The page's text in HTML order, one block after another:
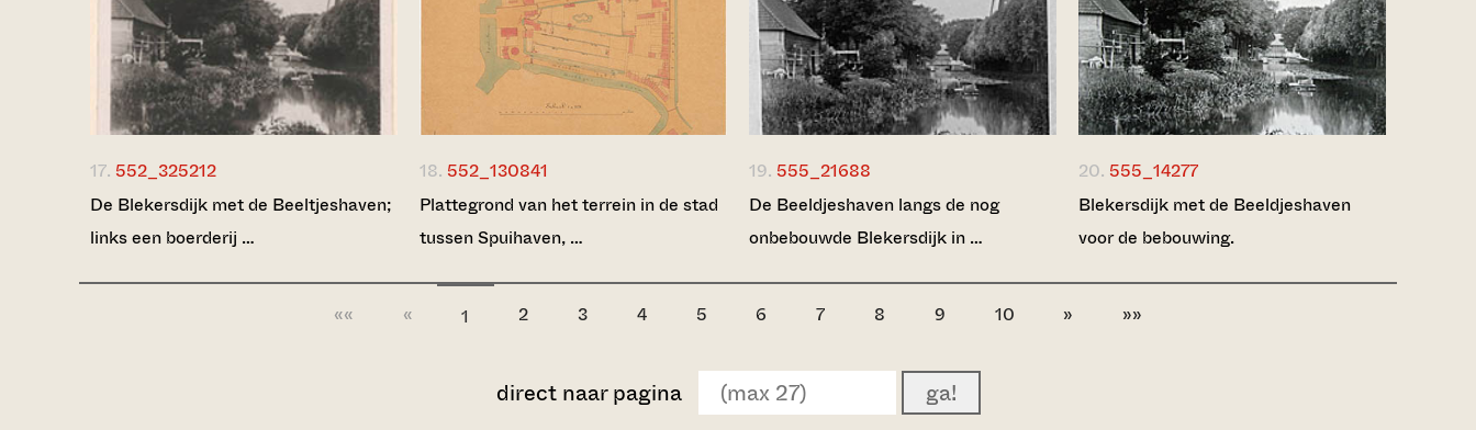
17. 552_325212
De Blekersdijk met de Beeltjeshaven;
links een boerderij …
18. 552_130841
Plattegrond van het terrein in de stad
tussen Spuihaven, …
19. 555_21688
De Beeldjeshaven langs de nog
onbebouwde Blekersdijk in …
20. 555_14277
Blekersdijk met de Beeldjeshaven
voor de bebouwing.
«« « 1 2 3 4 5 6 7 8 9 10 » »»
direct naar pagina ga!